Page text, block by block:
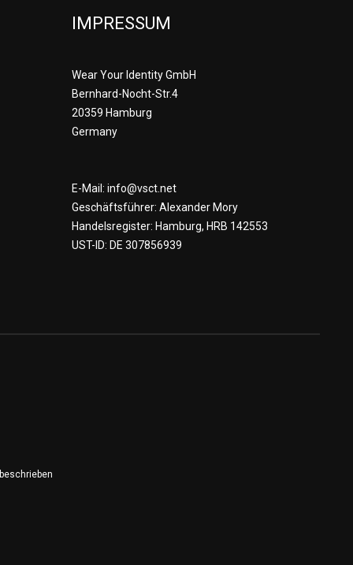
IMPRESSUM
Wear Your Identity GmbH
Bernhard-Nocht-Str.4
20359 Hamburg
Germany
E-Mail: info@vsct.net
Geschäftsführer: Alexander Mory
Handelsregister: Hamburg, HRB 142553
UST-ID: DE 307856939